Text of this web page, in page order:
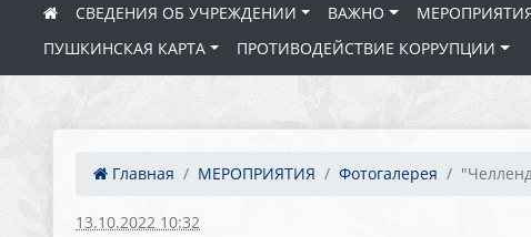
СВЕДЕНИЯ ОБ УЧРЕЖДЕНИИ ВАЖНО
ПУШКИНСКАЯ КАРТА
ПРОТИВОДЕЙСТВИЕ КОРРУПЦИИ
Главная МЕРОПРИЯТИЯ Фотогалерея
13.10.2022 10:32